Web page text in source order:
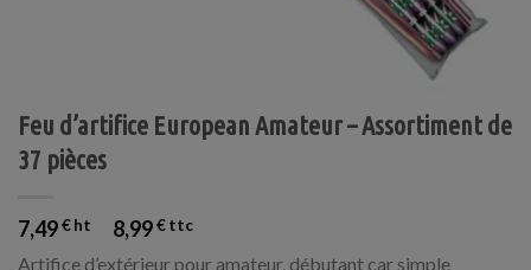
Feu d’artifice European Amateur – Assortiment de
37 pièces
7,49€ 8,99€
Artifice d’extérieur pour amateur, débutant car simple